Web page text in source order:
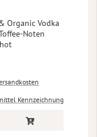
Organic Vodka
Noten
Kennzeichnung